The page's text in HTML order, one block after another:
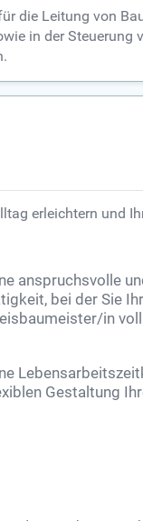
die Leitung von
in der Steuerung
erleichtern und
anspruchsvolle
bei der Sie
in
Gestaltung